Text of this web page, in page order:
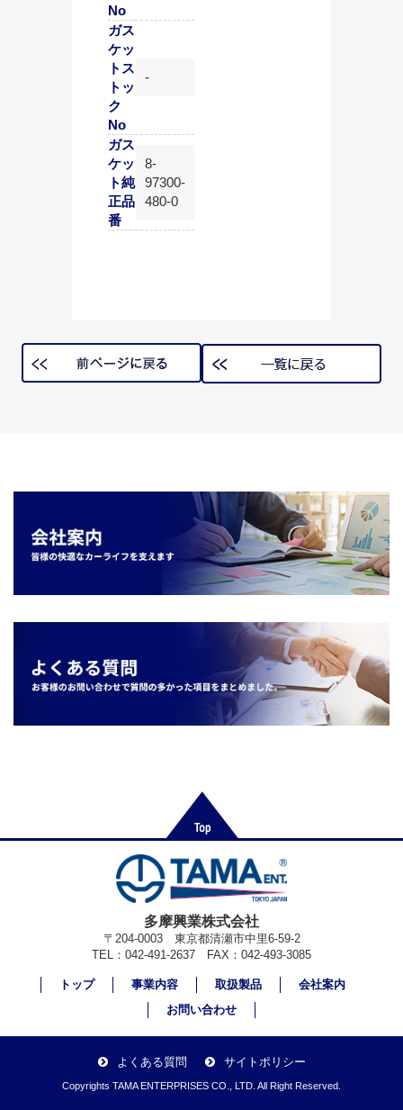
No
ガス
ケッ
トス
トッ
ク
No
-
ガス
ケッ
ト純
正品
番
8-
97300-
480-0
多摩興業株式会社
〒204-0003 東京都清瀬市中里6-59-2
TEL：042-491-2637 FAX：042-493-3085
トップ 事業内容 取扱製品
会社案内
お問い合わせ
よくある質問 サイトポリシー
Copyrights TAMA ENTERPRISES CO., LTD. All Right Reserved.